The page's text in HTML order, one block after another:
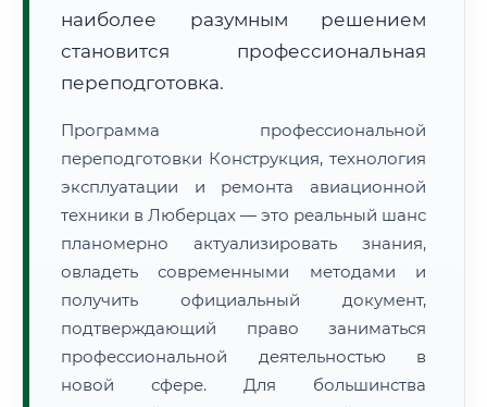
наиболее разумным решением
становится профессиональная
переподготовка.
Программа профессиональной
переподготовки Конструкция, технология
эксплуатации и ремонта авиационной
техники в Люберцах — это реальный шанс
планомерно актуализировать знания,
овладеть современными методами и
получить официальный документ,
подтверждающий право заниматься
профессиональной деятельностью в
новой сфере. Для большинства